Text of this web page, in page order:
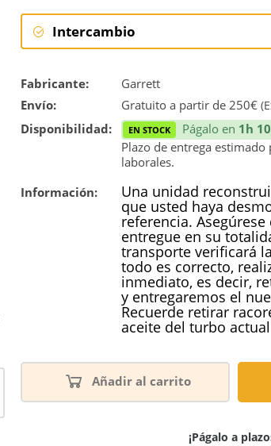
Intercambio
Reconstrucción
Fabricante:
Garrett
Envío:
Gratuito a partir de 250€
Disponibilidad: EN STOCK Págalo en 1h
Plazo de entrega
laborales.
Información:
Una unidad
que usted haya
referencia.
entregue en su
transporte verificará
todo es correcto,
inmediato, es decir,
y entregaremos el
Recuerde retirar
aceite del turbo
Añadir al carrito